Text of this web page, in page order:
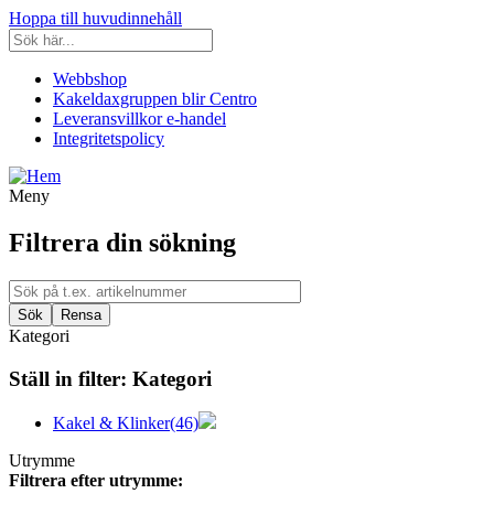
Hoppa till huvudinnehåll
Webbshop
Kakeldaxgruppen blir Centro
Leveransvillkor e-handel
Integritetspolicy
Meny
Filtrera din sökning
Kategori
Ställ in filter: Kategori
Kakel & Klinker(46)
Utrymme
Filtrera efter utrymme: